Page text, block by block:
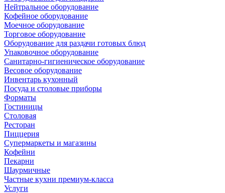
Нейтральное оборудование
Кофейное оборудование
Моечное оборудование
Торговое оборудование
Оборудование для раздачи готовых блюд
Упаковочное оборудование
Санитарно-гигиеническое оборудование
Весовое оборудование
Инвентарь кухонный
Посуда и столовые приборы
Форматы
Гостиницы
Столовая
Ресторан
Пиццерия
Супермаркеты и магазины
Кофейни
Пекарни
Шаурмичные
Частные кухни премиум-класса
Услуги